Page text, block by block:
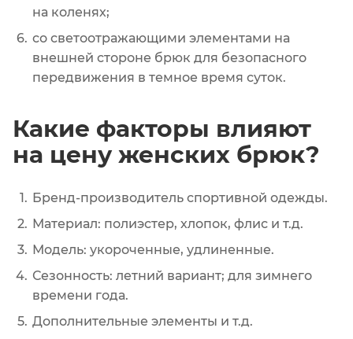
на коленях;
со светоотражающими элементами на
внешней стороне брюк для безопасного
передвижения в темное время суток.
Какие факторы влияют
на цену женских брюк?
Бренд-производитель спортивной одежды.
Материал: полиэстер, хлопок, флис и т.д.
Модель: укороченные, удлиненные.
Сезонность: летний вариант; для зимнего
времени года.
Дополнительные элементы и т.д.